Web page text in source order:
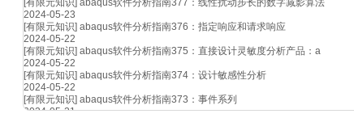
[有限元知识] abaqus软件分析指南377：线性扰动步长的数字减影算法
2024-05-23
[有限元知识] abaqus软件分析指南376：指定响应和请求响应
2024-05-22
[有限元知识] abaqus软件分析指南375：直接设计灵敏度分析产品：a
2024-05-22
[有限元知识] abaqus软件分析指南374：设计敏感性分析
2024-05-22
[有限元知识] abaqus软件分析指南373：事件系列
2024-05-21